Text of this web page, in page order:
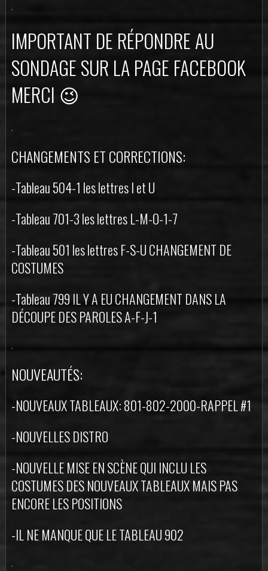
.
IMPORTANT DE RÉPONDRE AU
SONDAGE SUR LA PAGE FACEBOOK
MERCI 😉
.
CHANGEMENTS ET CORRECTIONS:
-Tableau 504-1 les lettres I et U
-Tableau 701-3 les lettres L-M-O-1-7
-Tableau 501 les lettres F-S-U CHANGEMENT DE
COSTUMES
-Tableau 799 IL Y A EU CHANGEMENT DANS LA
DÉCOUPE DES PAROLES A-F-J-1
.
NOUVEAUTÉS:
-NOUVEAUX TABLEAUX: 801-802-2000-RAPPEL #1
-NOUVELLES DISTRO
-NOUVELLE MISE EN SCÈNE QUI INCLU LES
COSTUMES DES NOUVEAUX TABLEAUX MAIS PAS
ENCORE LES POSITIONS
-IL NE MANQUE QUE LE TABLEAU 902
.